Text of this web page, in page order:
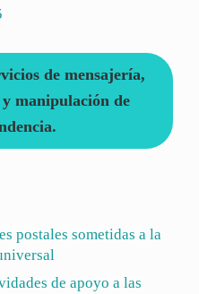
de mensajería,
manipulación de
postales sometidas a la
de apoyo a las